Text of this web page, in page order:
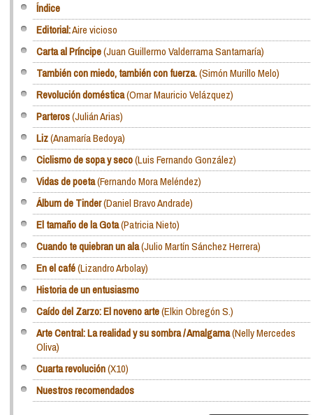
Índice
Editorial:Aire vicioso
Carta al Príncipe(Juan Guillermo Valderrama Santamaría)
También con miedo, también con fuerza.(Simón Murillo Melo)
Revolución doméstica(Omar Mauricio Velázquez)
Parteros(Julián Arias)
Liz(Anamaría Bedoya)
Ciclismo de sopa y seco(Luis Fernando González)
Vidas de poeta(Fernando Mora Meléndez)
Álbum de Tinder(Daniel Bravo Andrade)
El tamaño de la Gota(Patricia Nieto)
Cuando te quiebran un ala(Julio Martín Sánchez Herrera)
En el café(Lizandro Arbolay)
Historia de un entusiasmo
Caído del Zarzo: El noveno arte(Elkin Obregón S.)
Arte Central: La realidad y su sombra / Amalgama(Nelly Mercedes
Oliva)
Cuarta revolución(X10)
Nuestros recomendados